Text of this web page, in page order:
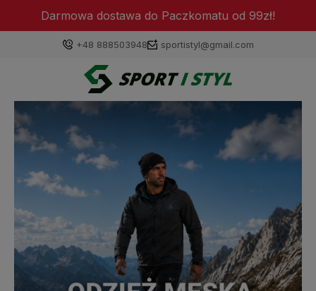
Darmowa dostawa do Paczkomatu od 99zł!
+48 888503948 sportistyl@gmail.com